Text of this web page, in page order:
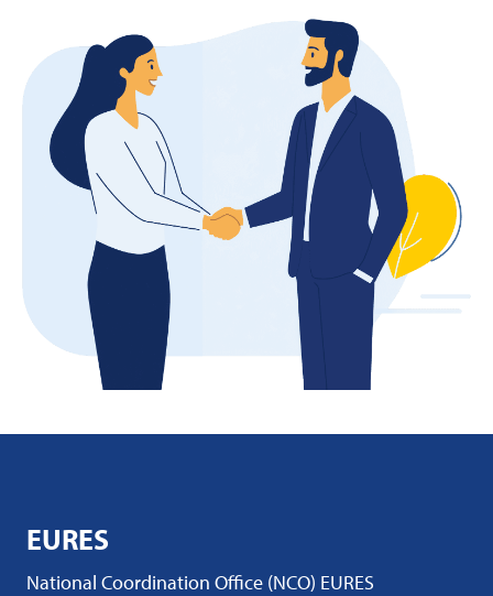
EURES
National Coordination Office (NCO) EURES